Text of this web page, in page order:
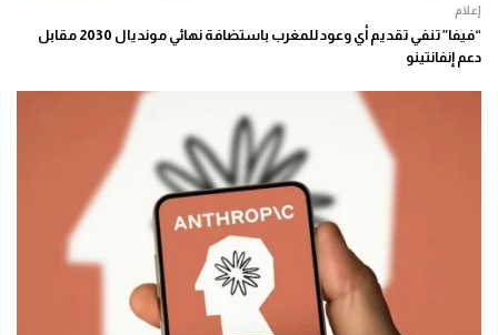
إعلام
“فيفا” تنفي تقديم أي وعود للمغرب باستضافة نهائي مونديال 2030 مقابل
دعم إنفانتينو